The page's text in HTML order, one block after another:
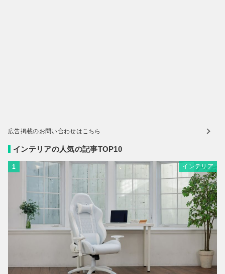
広告掲載のお問い合わせはこちら
インテリアの人気の記事TOP10
1 インテリア